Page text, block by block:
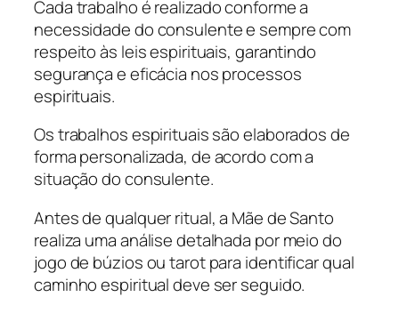
Cada trabalho é realizado conforme a
necessidade do consulente e sempre com
respeito às leis espirituais, garantindo
segurança e eficácia nos processos
espirituais.
Os trabalhos espirituais são elaborados de
forma personalizada, de acordo com a
situação do consulente.
Antes de qualquer ritual, a Mãe de Santo
realiza uma análise detalhada por meio do
jogo de búzios ou tarot para identificar qual
caminho espiritual deve ser seguido.